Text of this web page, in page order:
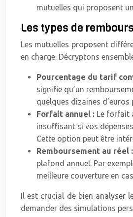
mutuelles qui proposent
Les types de
Les mutuelles proposent
en charge. Décryptons
Pourcentage du tarif
signifie qu’un
quelques dizaines
Forfait annuel : Le forfait
insuffisant si vos
Cette option peut être
Remboursement au réel :
plafond annuel. Par
meilleure couverture en
Il est crucial de bien analyser
demander des simulations